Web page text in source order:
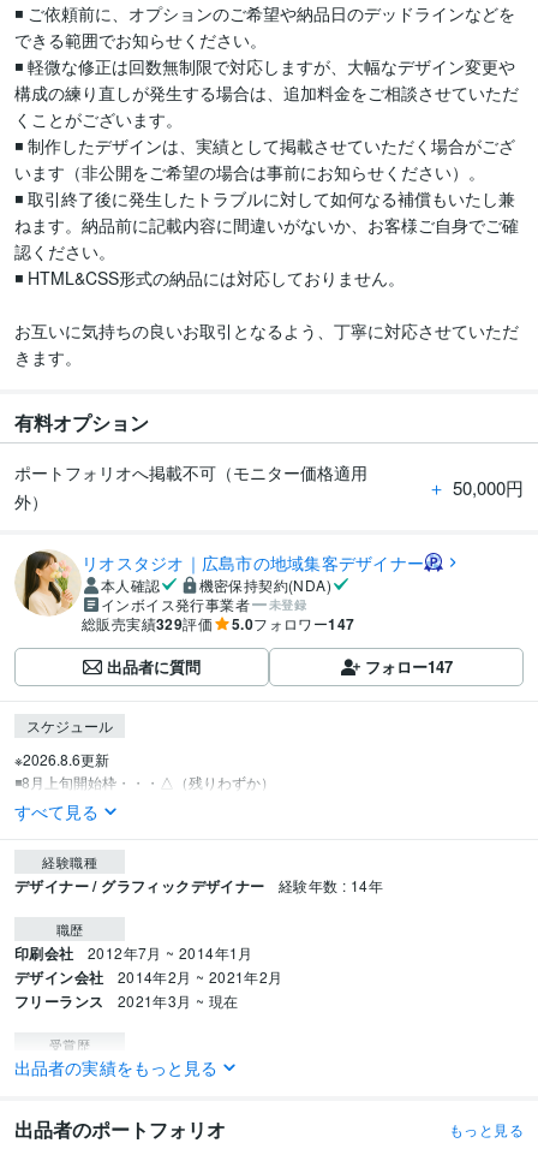
◾️ ご依頼前に、オプションのご希望や納品日のデッドラインなどを
できる範囲でお知らせください。
◾️ 軽微な修正は回数無制限で対応しますが、大幅なデザイン変更や
構成の練り直しが発生する場合は、追加料金をご相談させていただ
くことがございます。
◾️ 制作したデザインは、実績として掲載させていただく場合がござ
います（非公開をご希望の場合は事前にお知らせください）。
◾️ 取引終了後に発生したトラブルに対して如何なる補償もいたし兼
ねます。納品前に記載内容に間違いがないか、お客様ご自身でご確
認ください。
◾️ HTML&CSS形式の納品には対応しておりません。
お互いに気持ちの良いお取引となるよう、丁寧に対応させていただ
きます。
有料オプション
ポートフォリオへ掲載不可（モニター価格適用
外）
＋ 50,000円
リオスタジオ｜広島市の地域集客デザイナー
本人確認
機密保持契約(NDA)
インボイス発行事業者
未登録
総販売実績329評価 5.0フォロワー147
出品者に質問 フォロー147
スケジュール
※2026.8.6更新
◾️8月上旬開始枠・・・△（残りわずか）
すべて見る
経験職種
デザイナー / グラフィックデザイナー 経験年数 : 14年
職歴
印刷会社 2012年7月 ~ 2014年1月
デザイン会社 2014年2月 ~ 2021年2月
フリーランス 2021年3月 ~ 現在
受賞歴
ココナラPRO認定（チラシ作成・フライヤーデザイン）
カードデザイン）
出品者の実績をもっと見る
出品者のポートフォリオ もっと見る